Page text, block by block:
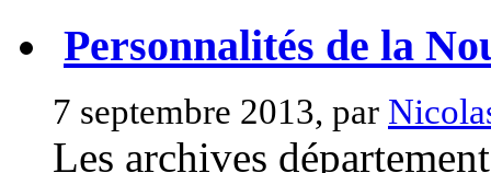
Personnalités de la
7 septembre 2013, par
Les archives